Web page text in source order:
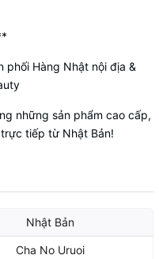
phối Hàng Nhật nội địa &
những sản phẩm cao cấp,
tiếp từ Nhật Bản!
Nhật Bản
Cha No Uruoi